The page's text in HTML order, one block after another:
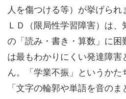
人を傷つける等）が挙げられ
ＬＤ（限局性学習障害）は
の「読み・書き・算数」に
は最もわかりにくい発達障
ん。「学業不振」というかた
「文字の輪郭や単語を音の